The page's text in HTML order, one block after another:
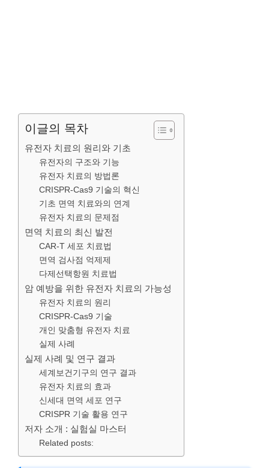
이글의 목차
유전자 치료의 원리와 기초
유전자의 구조와 기능
유전자 치료의 방법론
CRISPR-Cas9 기술의 혁신
기초 면역 치료와의 연계
유전자 치료의 문제점
면역 치료의 최신 발전
CAR-T 세포 치료법
면역 검사점 억제제
다제선택항원 치료법
암 예방을 위한 유전자 치료의 가능성
유전자 치료의 원리
CRISPR-Cas9 기술
개인 맞춤형 유전자 치료
실제 사례
실제 사례 및 연구 결과
세계보건기구의 연구 결과
유전자 치료의 효과
신세대 면역 세포 연구
CRISPR 기술 활용 연구
저자 소개 : 실험실 마스터
Related posts: